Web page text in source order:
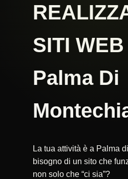
SITI
Palma Di
La tua attività è a Palma
bisogno di un sito che
non solo che “ci sia”?